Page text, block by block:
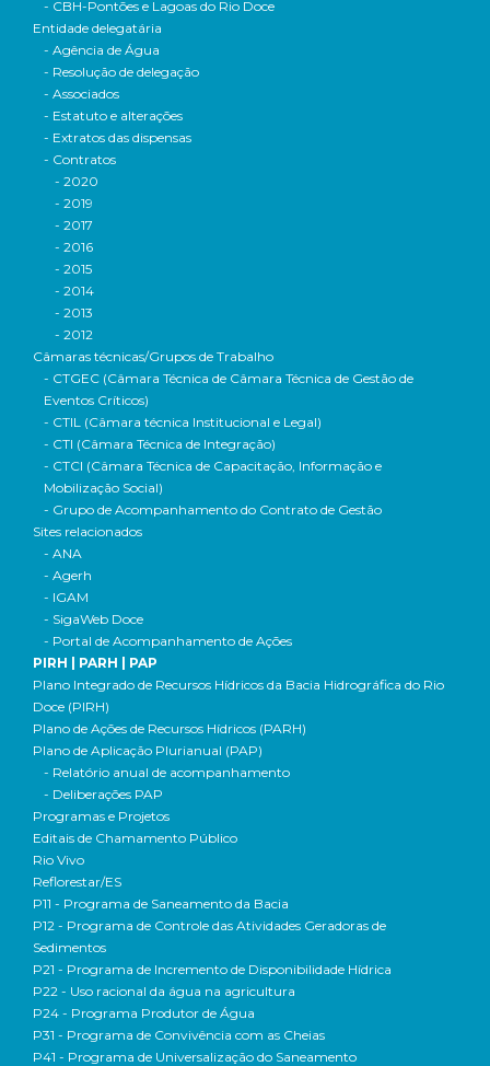
- CBH-Pontões e Lagoas do Rio Doce
Entidade delegatária
- Agência de Água
- Resolução de delegação
- Associados
- Estatuto e alterações
- Extratos das dispensas
- Contratos
- 2020
- 2019
- 2017
- 2016
- 2015
- 2014
- 2013
- 2012
Câmaras técnicas/Grupos de Trabalho
- CTGEC (Câmara Técnica de Câmara Técnica de Gestão de
Eventos Críticos)
- CTIL (Câmara técnica Institucional e Legal)
- CTI (Câmara Técnica de Integração)
- CTCI (Câmara Técnica de Capacitação, Informação e
Mobilização Social)
- Grupo de Acompanhamento do Contrato de Gestão
Sites relacionados
- ANA
- Agerh
- IGAM
- SigaWeb Doce
- Portal de Acompanhamento de Ações
PIRH | PARH | PAP
Plano Integrado de Recursos Hídricos da Bacia Hidrográfica do Rio
Doce (PIRH)
Plano de Ações de Recursos Hídricos (PARH)
Plano de Aplicação Plurianual (PAP)
- Relatório anual de acompanhamento
- Deliberações PAP
Programas e Projetos
Editais de Chamamento Público
Rio Vivo
Reflorestar/ES
P11 - Programa de Saneamento da Bacia
P12 - Programa de Controle das Atividades Geradoras de
Sedimentos
P21 - Programa de Incremento de Disponibilidade Hídrica
P22 - Uso racional da água na agricultura
P24 - Programa Produtor de Água
P31 - Programa de Convivência com as Cheias
P41 - Programa de Universalização do Saneamento